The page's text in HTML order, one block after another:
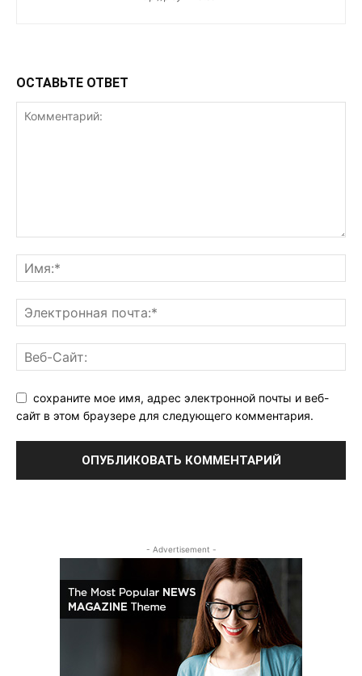
ОСТАВЬТЕ ОТВЕТ
сохраните мое имя, адрес электронной почты и веб-
сайт в этом браузере для следующего комментария.
- Advertisement -